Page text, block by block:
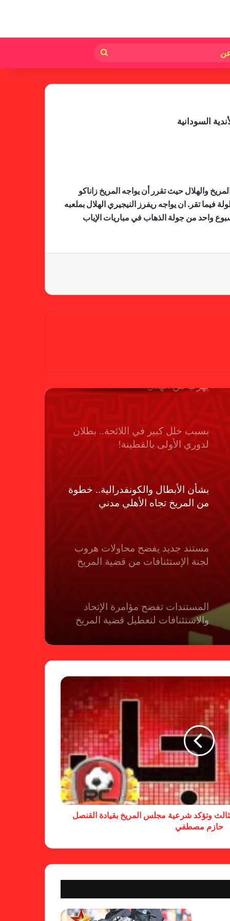
عن
أفريقيا وتحديدا لممثلي السودان المريخ والهلال حيث تقرر أن يواجه المريخ زاناكو
تقر. ان يواجه ريفرز النيجيري الهلال بملعبه
واحد من جولة الذهاب في مباريات الإياب
خطوة مريخية جديدة بشأن الشكوى
ضد الهلال
كاميرا خفية.. الهلال يخدع أنصاره
شكوى الهلال.. خطوة مريخية وغضب
بسبب “الصفر الدولي” .. ريجيكامب
يهرب من الهلال
بسبب خلل كبير في اللائحة.. بطلان
لدوري الأولى بالقطينة!
بشأن الأبطال والكونفدرالية.. خطوة
من المريخ تجاه الأهلي مدني
مستند جديد يفضح محاولات هروب
لجنة الإستئنافات من قضية المريخ
المستندات تفضح مؤامرة الإتحاد
والاستئنافات لتعطيل قضية المريخ
حسم قضية المريخ وتنتظر الإتحاد
لجنة المسابقات تفاجئ الإتحاد بشأن
الهبوط والصعود
خطوة مريخية جديدة بشأن الشكوى
ضد الهلال
شكوى الهلال.. خطوة مريخية وغضب
على الأمين العام والمسابقات
وتؤكد شرعية مجلس المريخ بقيادة القنصل
حازم مصطفي